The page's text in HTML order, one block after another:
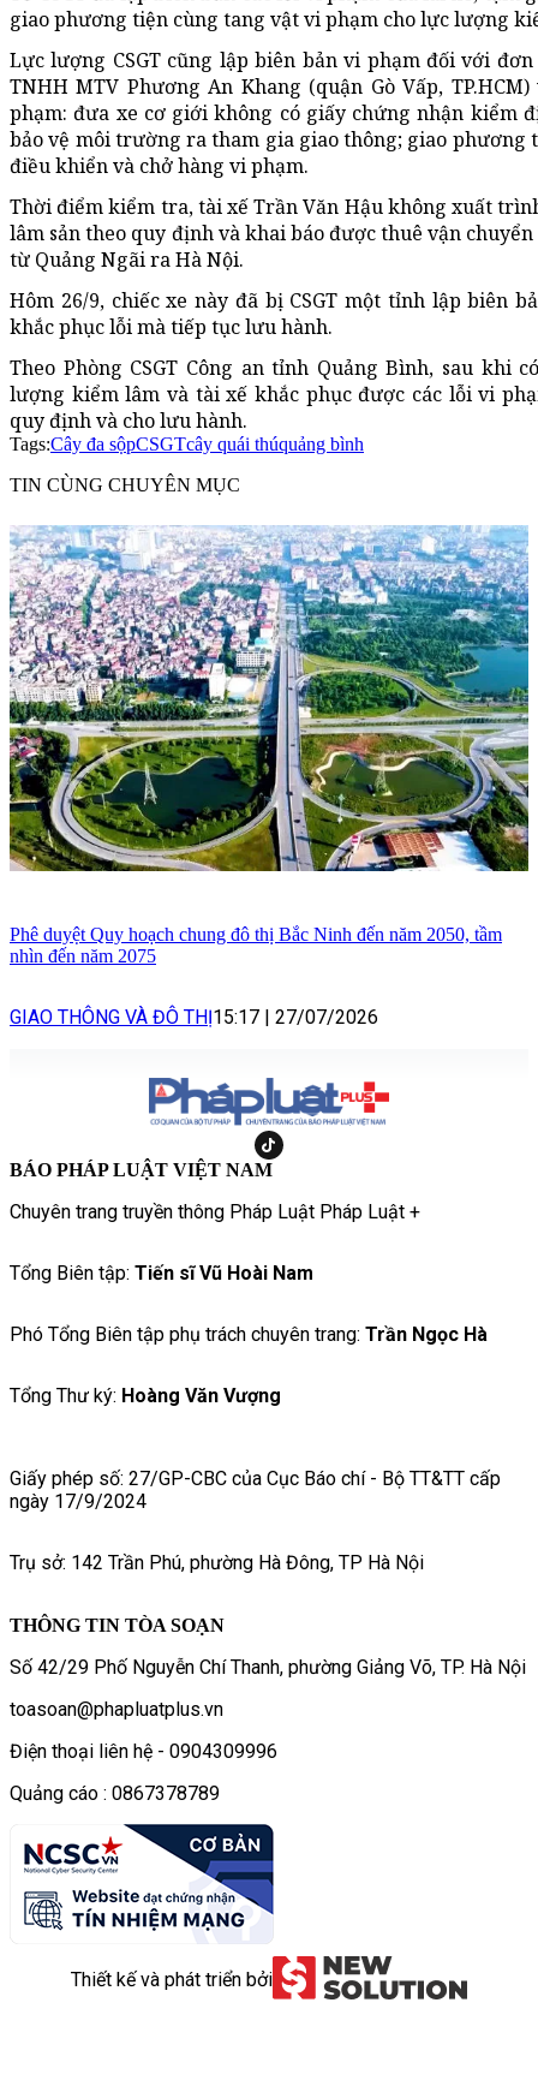
giao phương tiện cùng tang vật vi phạm cho lực lượng
Lực lượng CSGT cũng lập biên bản vi phạm đối với
TNHH MTV Phương An Khang (quận Gò Vấp,
phạm: đưa xe cơ giới không có giấy chứng nhận kiểm
bảo vệ môi trường ra tham gia giao thông; giao phương
điều khiển và chở hàng vi phạm.
Thời điểm kiểm tra, tài xế Trần Văn Hậu không xuất
lâm sản theo quy định và khai báo được thuê vận
từ Quảng Ngãi ra Hà Nội.
Hôm 26/9, chiếc xe này đã bị CSGT một tỉnh lập biên
khắc phục lỗi mà tiếp tục lưu hành.
Theo Phòng CSGT Công an tỉnh Quảng Bình, sau khi
lượng kiểm lâm và tài xế khắc phục được các lỗi vi
quy định và cho lưu hành.
Tags:Cây đa sộpCSGTcây quái thúquảng bình
TIN CÙNG CHUYÊN MỤC
Phê duyệt Quy hoạch chung đô thị Bắc Ninh đến năm 2050, tầm
nhìn đến năm 2075
GIAO THÔNG VÀ ĐÔ THỊ15:17 | 27/07/2026
BÁO PHÁP LUẬT VIỆT NAM
Chuyên trang truyền thông Pháp Luật Pháp Luật +
Tổng Biên tập: Tiến sĩ Vũ Hoài Nam
Phó Tổng Biên tập phụ trách chuyên trang: Trần Ngọc Hà
Tổng Thư ký: Hoàng Văn Vượng
Giấy phép số: 27/GP-CBC của Cục Báo chí - Bộ TT&TT cấp
ngày 17/9/2024
Trụ sở: 142 Trần Phú, phường Hà Đông, TP Hà Nội
THÔNG TIN TÒA SOẠN
Số 42/29 Phố Nguyễn Chí Thanh, phường Giảng Võ, TP. Hà Nội
toasoan@phapluatplus.vn
Điện thoại liên hệ - 0904309996
Quảng cáo : 0867378789
Thiết kế và phát triển bởi